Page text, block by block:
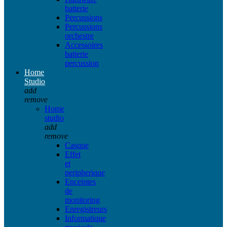
batterie
Percussions
Percussions
orchestre
Accessoires
batterie
percussion
Home
Studio
add
remove
Home
studio
add
remove
Casque
Effet
et
peripherique
Enceintes
de
monitoring
Enregistreurs
Informatique